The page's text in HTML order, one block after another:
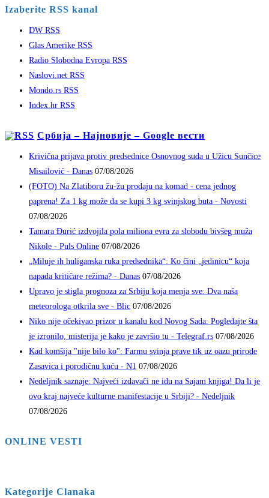
Izaberite RSS kanal
DW RSS
Glas Amerike RSS
Radio Slobodna Evropa RSS
Naslovi.net RSS
Mondo.rs RSS
Index.hr RSS
Србија – Најновије – Google вести
Krivična prijava protiv predsednice Osnovnog suda u Užicu Sunčice
Misailović - Danas 07/08/2026
(FOTO) Na Zlatiboru žu-žu prodaju na komad - cena jednog
paprena! Za 1 kg može da se kupi 3 kg svinjskog buta - Novosti
07/08/2026
Tamara Đurić izdvojila pola miliona evra za slobodu bivšeg muža
Nikole - Puls Online 07/08/2026
„Miluje ih huliganska ruka predsednika“: Ko čini „jedinicu“ koja
napada kritičare režima? - Danas 07/08/2026
Upravo je stigla prognoza za Srbiju koja menja sve: Dva naša
meteorologa otkrila sve - Blic 07/08/2026
Niko nije očekivao prizor u kanalu kod Novog Sada: Pogledajte šta
je izronilo, misterija je kako je završio tu - Telegraf.rs 07/08/2026
Kad komšija "nije bilo ko": Farmu svinja prave tik uz oazu prirode
Zasavica i porodičnu kuću - N1 07/08/2026
Nedeljnik saznaje: Najveći izdavači ne idu na Sajam knjiga! Da li je
ovo kraj najveće kulturne manifestacije u Srbiji? - Nedeljnik
07/08/2026
ONLINE VESTI
Kategorije Clanaka